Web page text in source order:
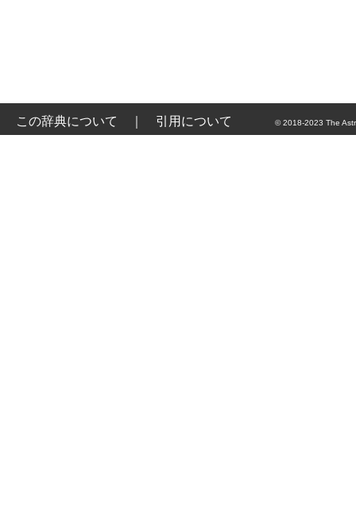
この辞典について 引用について © 2018-2023 The